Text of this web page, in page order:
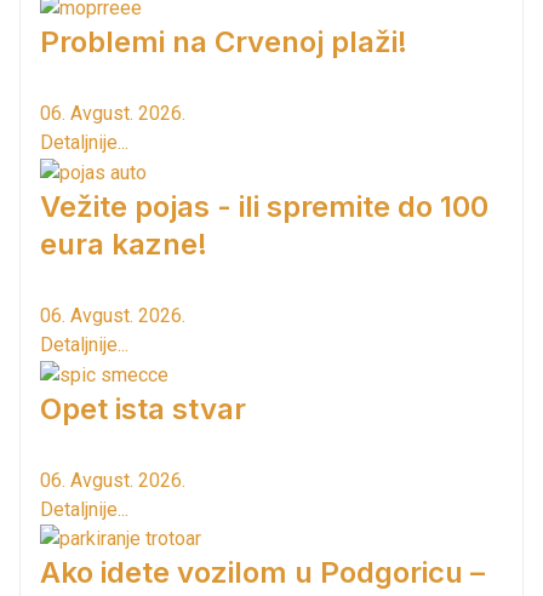
Problemi na Crvenoj plaži!
06. Avgust. 2026.
Detaljnije...
Vežite pojas - ili spremite do 100
eura kazne!
06. Avgust. 2026.
Detaljnije...
Opet ista stvar
06. Avgust. 2026.
Detaljnije...
Ako idete vozilom u Podgoricu –